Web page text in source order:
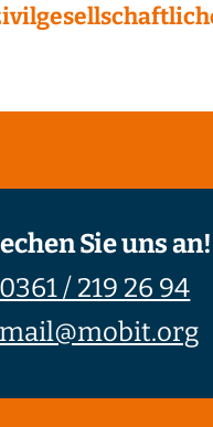
Sie uns an!
0361 / 219 26 94
mail@mobit.org